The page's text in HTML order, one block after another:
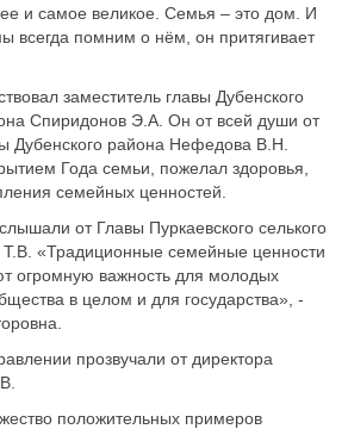
и самое великое. Семья – это дом. И
всегда помним о нём, он притягивает
заместитель главы Дубенского
Спиридонов Э.А. Он от всей души от
Дубенского района Нефедова В.Н.
Года семьи, пожелал здоровья,
семейных ценностей.
от Главы Пуркаевского селького
«Традиционные семейные ценности
огромную важность для молодых
в целом и для государства», -
прозвучали от директора
положительных примеров